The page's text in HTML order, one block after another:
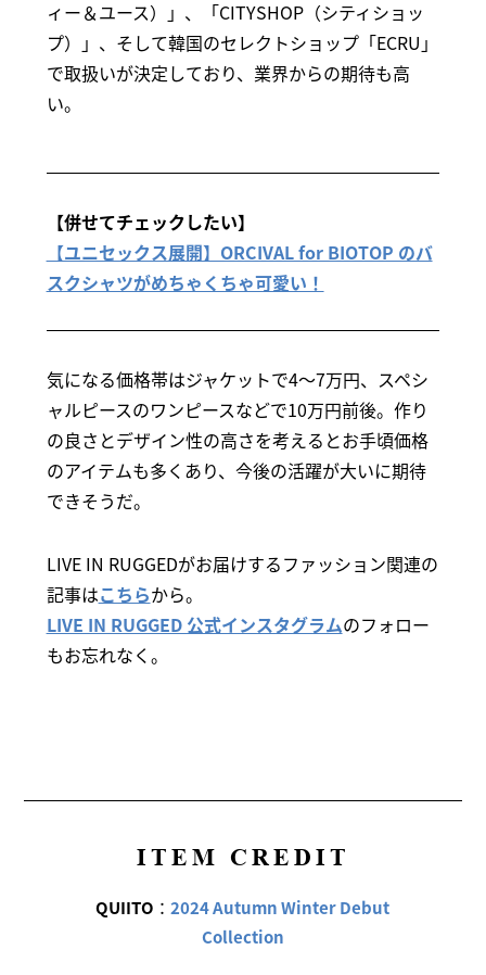
ィー＆ユース）」、「CITYSHOP（シティショッ
プ）」、そして韓国のセレクトショップ「ECRU」
で取扱いが決定しており、業界からの期待も高
い。
【併せてチェックしたい】
【ユニセックス展開】ORCIVAL for BIOTOP のバ
スクシャツがめちゃくちゃ可愛い！
気になる価格帯はジャケットで4～7万円、スペシ
ャルピースのワンピースなどで10万円前後。作り
の良さとデザイン性の高さを考えるとお手頃価格
のアイテムも多くあり、今後の活躍が大いに期待
できそうだ。
LIVE IN RUGGEDがお届けするファッション関連の
記事はこちらから。
LIVE IN RUGGED 公式インスタグラムのフォロー
もお忘れなく。
ITEM CREDIT
QUIITO ：2024 Autumn Winter Debut
Collection